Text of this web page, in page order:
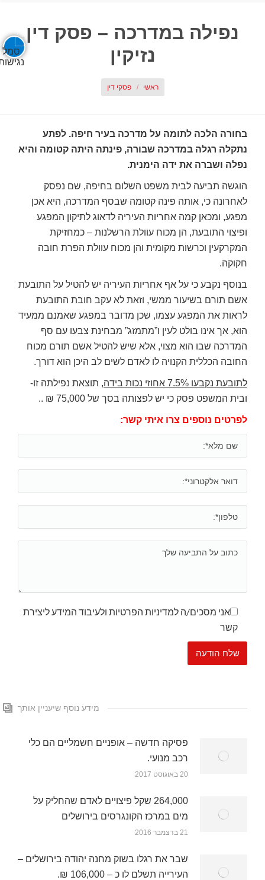
נפילה במדרכה – פסק דין
נזיקין
ראשי פסקי דין
בחורה הלכה לתומה על מדרכה בעיר חיפה. לפתע
נתקלה רגלה במדרכה שבורה, פינתה היתה קטומה והיא
נפלה ושברה את ידה הימנית.
הוגשה תביעה לבית משפט השלום בחיפה, שם נפסק
לאחרונה כי, אותה פינה קטומה שבסף המדרכה, היא אכן
מפגע, ומכאן קמה אחריות העיריה לדאוג לתיקון המפגע
ופיצוי התובעת, הן מכוח עוולת הרשלנות – כמחזיקת
המקרקעין וכרשות מקומית והן מכוח עוולת הפרת חובה
חקוקה.
בנוסף נקבע כי על אף אחריות העיריה יש להטיל על התובעת
אשם תורם בשיעור ממשי, וזאת לא עקב חובת התובעת
לראות את המפגע עצמו, שכן מדובר במפגע שאמנם ממעיד
הוא, אך אינו בולט לעין ו”מתמזג” מבחינת צבעו עם סף
המדרכה שבו הוא מצוי, אלא שיש להטיל אשם תורם מכוח
החובה הכללית הקנויה לו לאדם לשים לב היכן הוא דורך.
לתובעת נקבעו 7.5% אחוזי נכות בידה
, תוצאת נפילתה זו-
ובית המשפט פסק כי יש לפצותה בסך של 75,000 ₪ ..
לפרטים נוספים צרו איתי קשר:
אני מסכים/ה למדיניות הפרטיות ולעיבוד המידע ליצירת
קשר
מידע נוסף שיעניין אותך
פסיקה חדשה – אופניים חשמליים הם כלי
רכב מנועי.
20 באוגוסט 2017
264,000 שקל פיצויים לאדם שהחליק על
מים במרכז הקונגרסים בירושלים
21 בדצמבר 2016
שבר את רגלו בשוק מחנה יהודה בירושלים –
העירייה תשלם לו כ – 106,000 ₪.